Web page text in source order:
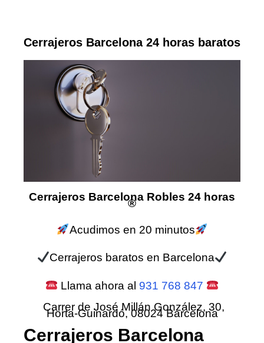
Cerrajeros Barcelona 24 horas baratos
Cerrajeros Barcelona Robles 24 horas
®
Acudimos en 20 minutos
Cerrajeros baratos en Barcelona
Llama ahora al 931 768 847
Carrer de José Millán González, 30,
Horta-Guinardó, 08024 Barcelona
Cerrajeros Barcelona